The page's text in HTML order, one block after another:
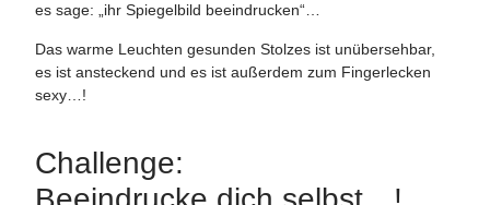
es sage: „ihr Spiegelbild beeindrucken“…
Das warme Leuchten gesunden Stolzes ist unübersehbar,
es ist ansteckend und es ist außerdem zum Fingerlecken
sexy…!
Challenge: